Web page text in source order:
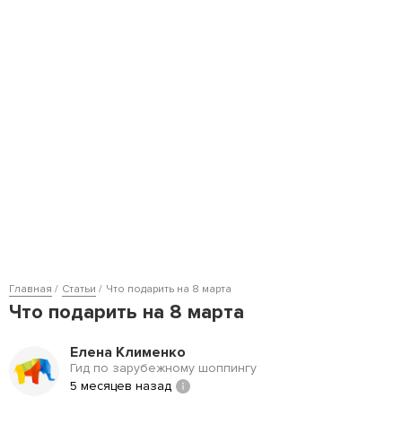
Главная Статьи Что подарить на 8 марта
Что подарить на 8 марта
Елена Клименко
Гид по зарубежному шоппингу
5 месяцев назад